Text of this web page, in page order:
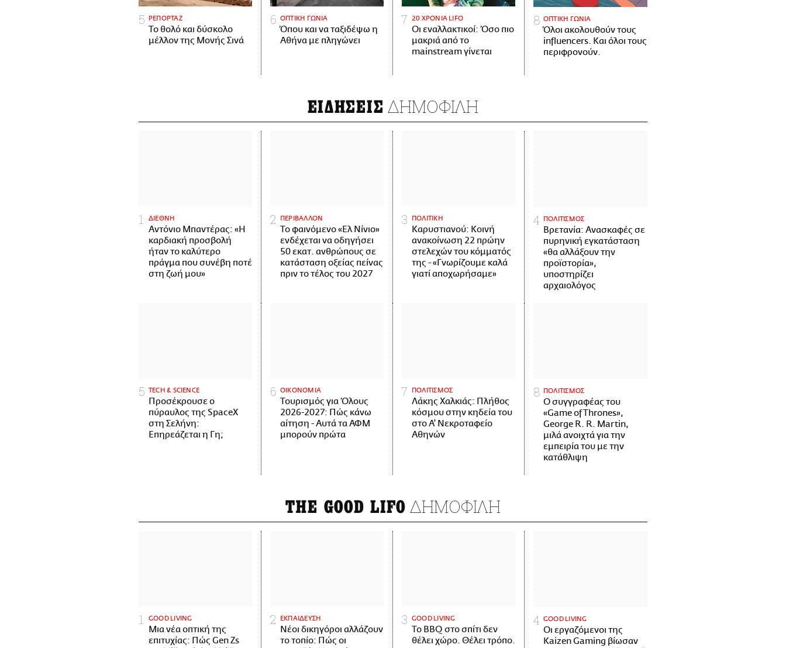
ΡΕΠΟΡΤΑΖ
Το θολό και δύσκολο
μέλλον της Μονής Σινά
ΟΠΤΙΚΗ ΓΩΝΙΑ
Όπου και να ταξιδέψω η
Αθήνα με πληγώνει
20 ΧΡΟΝΙΑ LIFO
Οι εναλλακτικοί: Όσο πιο
μακριά από το
mainstream γίνεται
ΟΠΤΙΚΗ ΓΩΝΙΑ
Όλοι ακολουθούν τους
influencers. Και όλοι τους
περιφρονούν.
ΕΙΔΗΣΕΙΣ ΔΗΜΟΦΙΛΗ
ΔΙΕΘΝΗ
Αντόνιο Μπαντέρας: «Η
καρδιακή προσβολή
ήταν το καλύτερο
πράγμα που συνέβη ποτέ
στη ζωή μου»
ΠΕΡΙΒΑΛΛΟΝ
Το φαινόμενο «Ελ Νίνιο»
ενδέχεται να οδηγήσει
50 εκατ. ανθρώπους σε
κατάσταση οξείας πείνας
πριν το τέλος του 2027
ΠΟΛΙΤΙΚΗ
Καρυστιανού: Κοινή
ανακοίνωση 22 πρώην
στελεχών του κόμματός
της - «Γνωρίζουμε καλά
γιατί αποχωρήσαμε»
ΠΟΛΙΤΙΣΜΟΣ
Βρετανία: Ανασκαφές σε
πυρηνική εγκατάσταση
«θα αλλάξουν την
προϊστορία»,
υποστηρίζει
αρχαιολόγος
ΤECH & SCIENCE
Προσέκρουσε ο
πύραυλος της SpaceX
στη Σελήνη:
Επηρεάζεται η Γη;
ΟΙΚΟΝΟΜΙΑ
Τουρισμός για Όλους
2026-2027: Πώς κάνω
αίτηση - Αυτά τα ΑΦΜ
μπορούν πρώτα
ΠΟΛΙΤΙΣΜΟΣ
Λάκης Χαλκιάς: Πλήθος
κόσμου στην κηδεία του
στο Α' Νεκροταφείο
Αθηνών
ΠΟΛΙΤΙΣΜΟΣ
Ο συγγραφέας του
«Game of Thrones»,
George R. R. Martin,
μιλά ανοιχτά για την
εμπειρία του με την
κατάθλιψη
THE GOOD LIFO ΔΗΜΟΦΙΛΗ
GOOD LIVING
Μια νέα οπτική της
επιτυχίας: Πώς Gen Zs
ΕΚΠΑΙΔΕΥΣΗ
Νέοι δικηγόροι αλλάζουν
το τοπίο: Πώς οι
GOOD LIVING
Το BBQ στο σπίτι δεν
θέλει χώρο. Θέλει τρόπο.
GOOD LIVING
Οι εργαζόμενοι της
Kaizen Gaming βίωσαν